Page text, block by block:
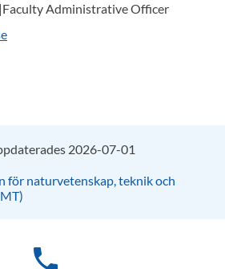
Administrative Officer
2026-07-01
för naturvetenskap, teknik och
phone